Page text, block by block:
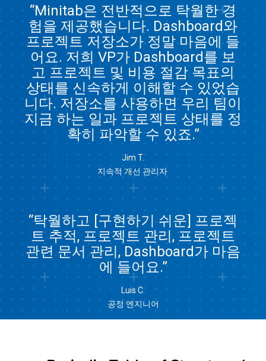
“Minitab은 전반적으로 탁월한 경
험을 제공했습니다. Dashboard와
프로젝트 저장소가 정말 마음에 들
어요. 저희 VP가 Dashboard를 보
고 프로젝트 및 비용 절감 목표의
상태를 신속하게 이해할 수 있었습
니다. 저장소를 사용하면 우리 팀이
지금 하는 일과 프로젝트 상태를 정
확히 파악할 수 있죠.”
Jim T.
지속적 개선 관리자
“탁월하고 [구현하기 쉬운] 프로젝
트 추적, 프로젝트 관리, 프로젝트
관련 문서 관리, Dashboard가 마음
에 들어요.”
Luis C.
공정 엔지니어